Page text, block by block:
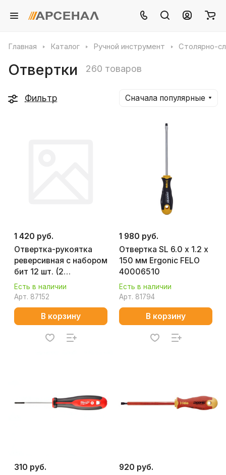
Главная Каталог Ручной инструмент Столярно-
Отвертки 260 товаров
Фильтр Сначала популярные
1 420 руб.
Отвертка-рукоятка
реверсивная с набором
бит 12 шт. (2
положения рукоятки)
КОБАЛЬТ 915-090
Есть в наличии
Арт. 87152
В корзину
1 980 руб.
Отвертка SL 6.0 х 1.2 х
150 мм Ergonic FELO
40006510
Есть в наличии
Арт. 81794
В корзину
310 руб.
920 руб.